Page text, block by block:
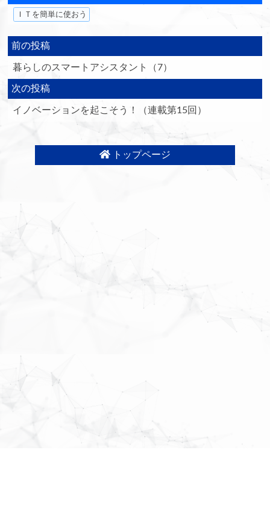
ＩＴを簡単に使おう
前の投稿
暮らしのスマートアシスタント（7）
次の投稿
イノベーションを起こそう！（連載第15回）
トップページ